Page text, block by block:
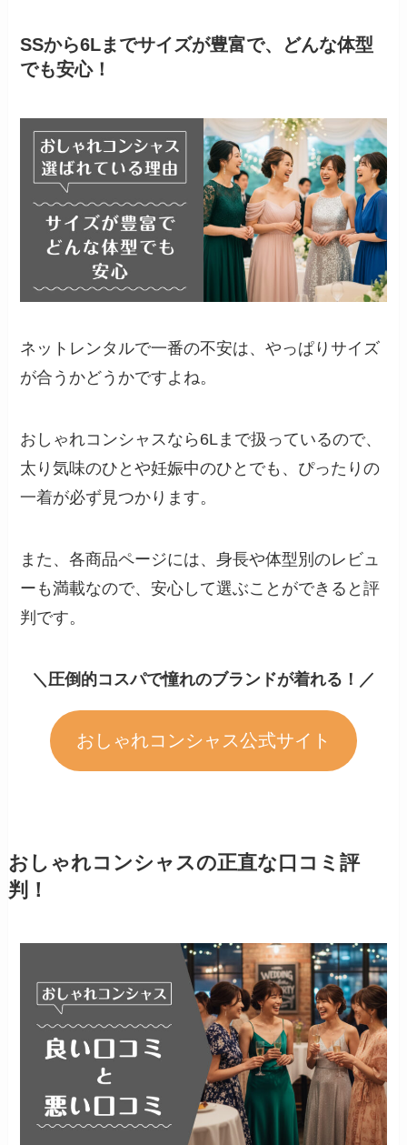
SSから6Lまでサイズが豊富で、どんな体型
でも安心！
ネットレンタルで一番の不安は、やっぱりサイズ
が合うかどうかですよね。
おしゃれコンシャスなら6Lまで扱っているので、
太り気味のひとや妊娠中のひとでも、ぴったりの
一着が必ず見つかります。
また、各商品ページには、身長や体型別のレビュ
ーも満載なので、安心して選ぶことができると評
判です。
＼圧倒的コスパで憧れのブランドが着れる！／
おしゃれコンシャス公式サイト
おしゃれコンシャスの正直な口コミ評
判！